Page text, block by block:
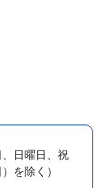
、日曜日、祝
を除く）